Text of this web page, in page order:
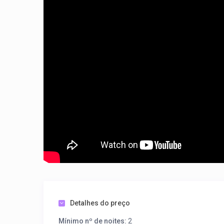
Detalhes do preço
Mínimo nº de noites: 2